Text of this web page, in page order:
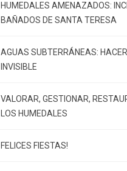
HUMEDALES AMENAZADOS:
BAÑADOS DE SANTA TERESA
AGUAS SUBTERRÁNEAS:
INVISIBLE
VALORAR, GESTIONAR,
LOS HUMEDALES
FELICES FIESTAS!